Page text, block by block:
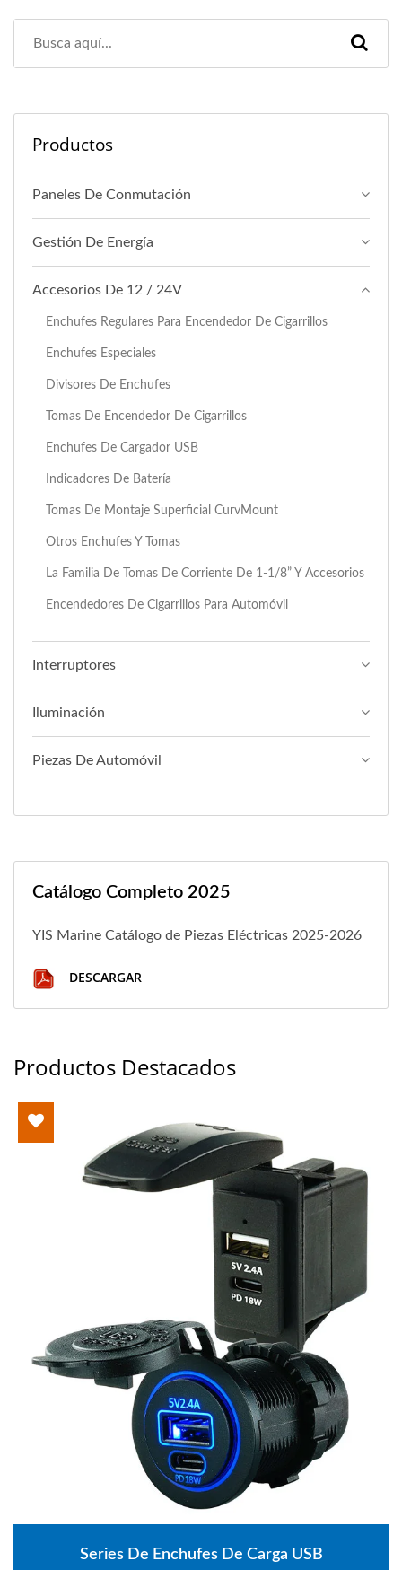
Productos
Paneles De Conmutación
Gestión De Energía
Accesorios De 12 / 24V
Enchufes Regulares Para Encendedor De Cigarrillos
Enchufes Especiales
Divisores De Enchufes
Tomas De Encendedor De Cigarrillos
Enchufes De Cargador USB
Indicadores De Batería
Tomas De Montaje Superficial CurvMount
Otros Enchufes Y Tomas
La Familia De Tomas De Corriente De 1-1/8” Y Accesorios
Encendedores De Cigarrillos Para Automóvil
Interruptores
Iluminación
Piezas De Automóvil
Catálogo Completo 2025
YIS Marine Catálogo de Piezas Eléctricas 2025-2026
DESCARGAR
Productos Destacados
Series De Enchufes De Carga USB